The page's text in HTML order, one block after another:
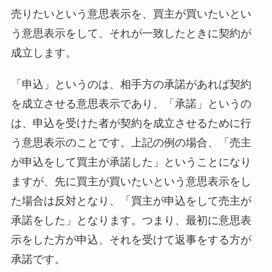
売りたいという意思表示を、買主が買いたいとい
う意思表示をして、それが一致したときに契約が
成立します。
「申込」というのは、相手方の承諾があれば契約
を成立させる意思表示であり、「承諾」というの
は、申込を受けた者が契約を成立させるために行
う意思表示のことです。上記の例の場合、「売主
が申込をして買主が承諾した」ということになり
ますが、先に買主が買いたいという意思表示をし
た場合は反対となり、「買主が申込をして売主が
承諾をした」となります。つまり、最初に意思表
示をした方が申込、それを受けて返事をする方が
承諾です。